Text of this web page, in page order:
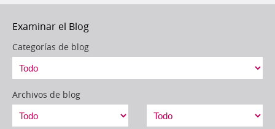
Examinar el Blog
Categorías de blog
Archivos de blog